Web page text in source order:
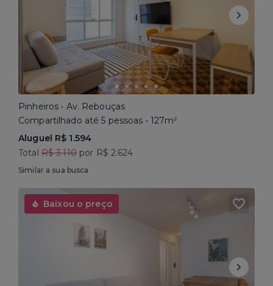
Pinheiros • Av. Rebouças
Compartilhado até 5 pessoas • 127m²
Aluguel R$ 1.594
Total R$ 3.110por R$ 2.624
Similar a sua busca
Baixou o preço